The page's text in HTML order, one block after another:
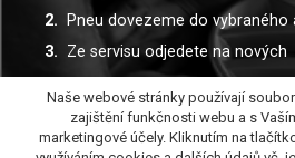
Pneu dovezeme do vybraného
Ze servisu odjedete na nových
Spolupracujeme s více než 30
Naše webové stránky používají
zajištění funkčnosti webu a s
marketingové účely. Kliknutím na